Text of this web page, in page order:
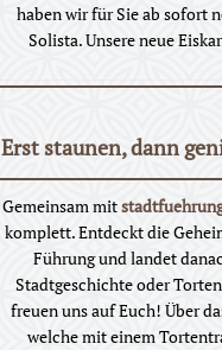
haben wir für Sie ab sofort
Solista. Unsere neue
Erst staunen, dann
Gemeinsam mit
komplett. Entdeckt die
Führung und landet
Stadtgeschichte oder
freuen uns auf Euch! Über
welche mit einem